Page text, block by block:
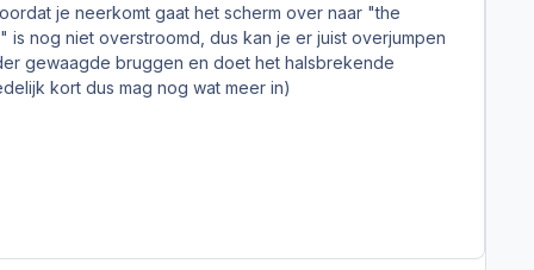
je neerkomt gaat het scherm over naar "the
nog niet overstroomd, dus kan je er juist overjumpen
gewaagde bruggen en doet het halsbrekende
kort dus mag nog wat meer in)